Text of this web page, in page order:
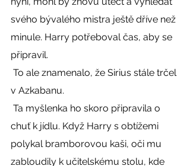
svého bývalého mistra ještě dříve než
minule. Harry potřeboval čas, aby se
připravil.
v Azkabanu.
chuť k jídlu. Když Harry s obtížemi
polykal bramborovou kaši, oči mu
zabloudily k učitelskému stolu, kde